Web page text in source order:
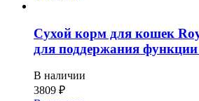
Сухой корм для кошек
для поддержания
В наличии
3809 ₽